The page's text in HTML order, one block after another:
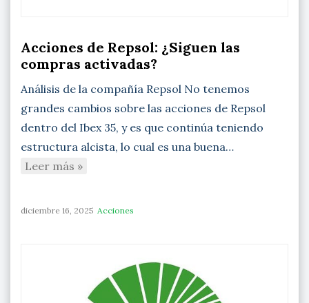
Acciones de Repsol: ¿Siguen las
compras activadas?
Análisis de la compañía Repsol No tenemos
grandes cambios sobre las acciones de Repsol
dentro del Ibex 35, y es que continúa teniendo
estructura alcista, lo cual es una buena…
Leer más »
diciembre 16, 2025 Acciones